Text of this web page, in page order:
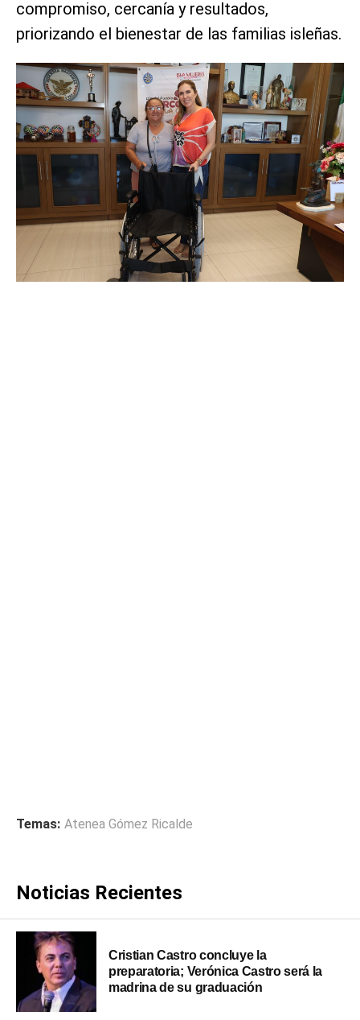
compromiso, cercanía y resultados,
priorizando el bienestar de las familias isleñas.
Temas: Atenea Gómez Ricalde
Noticias Recientes
Cristian Castro concluye la
preparatoria; Verónica Castro será la
madrina de su graduación